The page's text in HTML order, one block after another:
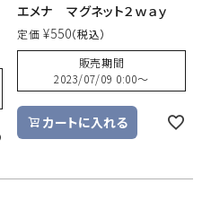
エメナ マグネット２ｗａｙ
定価 ¥550
販売期間
2023/07/09 0:00〜
カートに入れる